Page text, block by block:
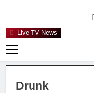
Live TV News
Drunk